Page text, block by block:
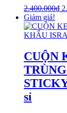
2.400.000₫
Giảm giá!
CUỘN
sỉ